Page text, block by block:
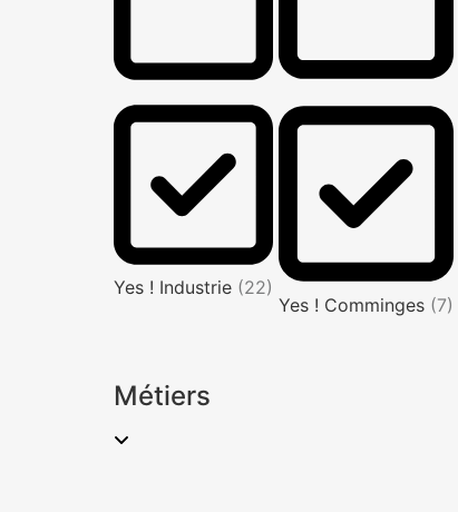
Yes ! Industrie (22)
Yes ! Comminges (7)
Métiers